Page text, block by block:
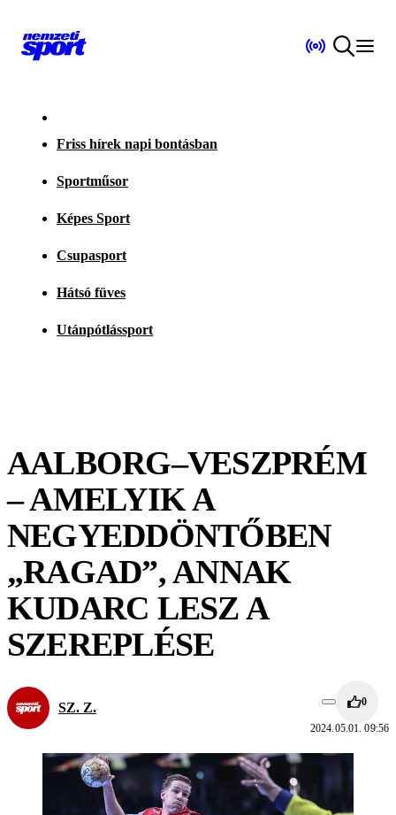
Friss hírek napi bontásban
Sportműsor
Képes Sport
Csupasport
Hátsó füves
Utánpótlássport
AALBORG–VESZPRÉM
– AMELYIK A
NEGYEDDÖNTŐBEN
„RAGAD”, ANNAK
KUDARC LESZ A
SZEREPLÉSE
SZ. Z. 0
2024.05.01. 09:56